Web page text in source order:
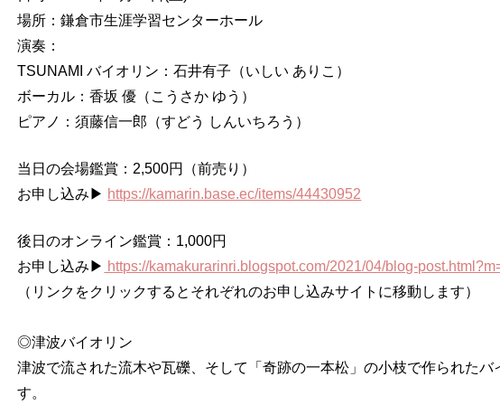
場所：鎌倉市生涯学習センターホール
演奏：
TSUNAMI バイオリン：石井有子（いしい ありこ）
ボーカル：香坂 優（こうさか ゆう）
ピアノ：須藤信一郎（すどう しんいちろう）
当日の会場鑑賞：2,500円（前売り）
お申し込み▶ https://kamarin.base.ec/items/44430952
後日のオンライン鑑賞：1,000円
お申し込み▶ https://kamakurarinri.blogspot.com/2021/04/blog-
（リンクをクリックするとそれぞれのお申し込みサイトに移動します）
◎津波バイオリン
津波で流された流木や瓦礫、そして「奇跡の一本松」の小枝で作られたバ
す。